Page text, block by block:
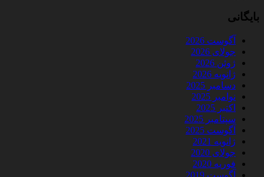
بایگانی
آگوست 2026
جولای 2026
ژوئن 2026
ژانویه 2026
دسامبر 2025
نوامبر 2025
اکتبر 2025
سپتامبر 2025
آگوست 2025
ژانویه 2021
جولای 2020
فوریه 2020
آگوست 2019